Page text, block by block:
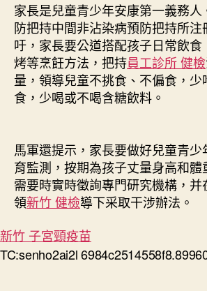
家長是兒童青少年安康第一義務
防把持中間非沾染病預防把持所
吁，家長要公道搭配孩子日常飲
烤等烹飪方法，把持員工診所 健檢
量，領導兒童不挑食、不偏食，
食，少喝或不喝含糖飲料。
馬軍還提示，家長要做好兒童青
育監測，按期為孩子丈量身高和體
需要時實時徵詢專門研究機構，并
領新竹 健檢導下采取干涉辦法。
新竹 子宮頸疫苗
TC:senho2ai2l